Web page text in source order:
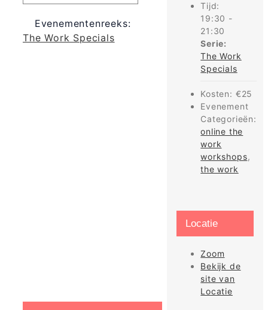
Evenementenreeks:
The Work Specials
Tijd:
19:30 -
21:30
Serie:
The Work
Specials
Kosten: €25
Evenement
Categorieën:
online the
work
workshops,
the work
Locatie
Zoom
Bekijk de
site van
Locatie